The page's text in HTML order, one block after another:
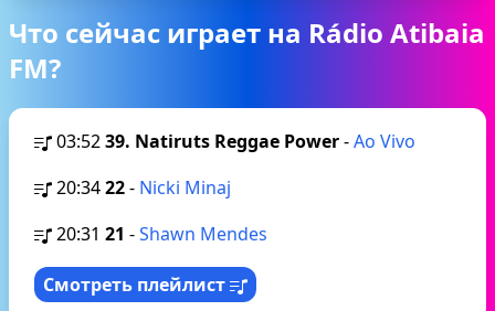
Что сейчас играет на Rádio Atibaia
FM?
03:5239. Natiruts Reggae Power-Ao Vivo
20:3422- Nicki Minaj
20:31 21 -Shawn Mendes
Смотреть плейлист